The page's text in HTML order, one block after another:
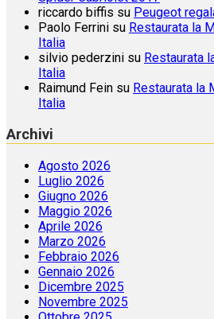
riccardo biffis su Peugeot
Paolo Ferrini su Restaurata la
Italia
silvio pederzini su Restaurata
Italia
Raimund Fein su Restaurata la
Italia
Archivi
Agosto 2026
Luglio 2026
Giugno 2026
Maggio 2026
Aprile 2026
Marzo 2026
Febbraio 2026
Gennaio 2026
Dicembre 2025
Novembre 2025